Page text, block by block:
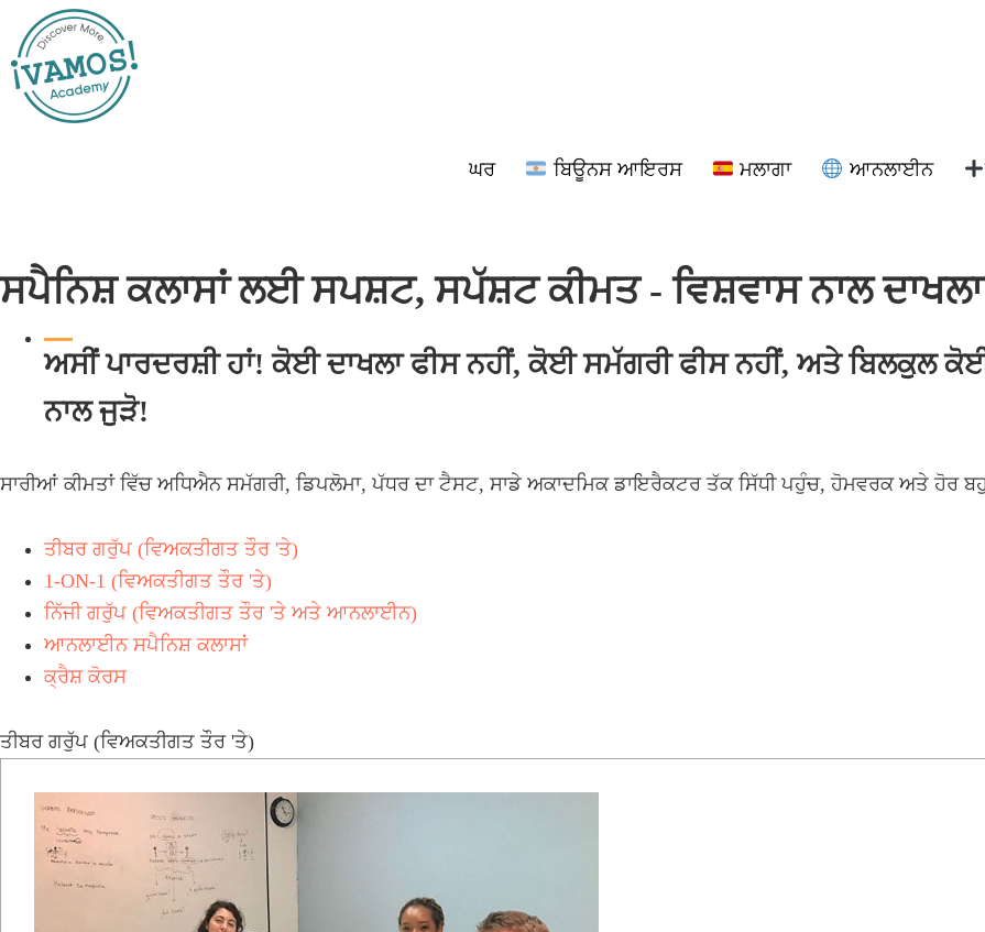
main
content
primary
sidebar
ਘਰ ਬਿਊਨਸ ਆਇਰਸ ਮਲਾਗਾ ਆਨਲਾਈਨ
ਸਪੈਨਿਸ਼ ਕਲਾਸਾਂ ਲਈ ਸਪਸ਼ਟ, ਸਪੱਸ਼ਟ ਕੀਮਤ - ਵਿਸ਼ਵਾਸ ਨਾਲ
ਅਸੀਂ ਪਾਰਦਰਸ਼ੀ ਹਾਂ! ਕੋਈ ਦਾਖਲਾ ਫੀਸ ਨਹੀਂ, ਕੋਈ ਸਮੱਗਰੀ ਫੀਸ ਨਹੀਂ, ਅਤੇ ਬਿਲਕੁਲ
ਨਾਲ ਜੁੜੋ!
ਸਾਰੀਆਂ ਕੀਮਤਾਂ ਵਿੱਚ ਅਧਿਐਨ ਸਮੱਗਰੀ, ਡਿਪਲੋਮਾ, ਪੱਧਰ ਦਾ ਟੈਸਟ, ਸਾਡੇ ਅਕਾਦਮਿਕ ਡਾਇਰੈਕਟਰ ਤੱਕ ਸਿੱਧੀ ਪਹੁੰਚ, ਹੋਮਵਰਕ ਅਤੇ ਹੋਰ
ਤੀਬਰ ਗਰੁੱਪ (ਵਿਅਕਤੀਗਤ ਤੌਰ 'ਤੇ)
1-ON-1 (ਵਿਅਕਤੀਗਤ ਤੌਰ 'ਤੇ)
ਨਿੱਜੀ ਗਰੁੱਪ (ਵਿਅਕਤੀਗਤ ਤੌਰ 'ਤੇ ਅਤੇ ਆਨਲਾਈਨ)
ਆਨਲਾਈਨ ਸਪੈਨਿਸ਼ ਕਲਾਸਾਂ
ਕ੍ਰੈਸ਼ ਕੋਰਸ
ਤੀਬਰ ਗਰੁੱਪ (ਵਿਅਕਤੀਗਤ ਤੌਰ 'ਤੇ)